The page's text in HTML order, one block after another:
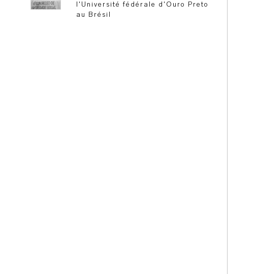
l'Université fédérale d'Ouro Preto
au Brésil